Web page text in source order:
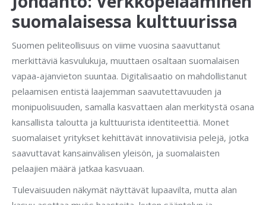
suomalaisessa kulttuurissa
Suomen peliteollisuus on viime vuosina saavuttanut
merkittäviä kasvulukuja, muuttaen osaltaan suomalaisen
vapaa-ajanvieton suuntaa. Digitalisaatio on mahdollistanut
pelaamisen entistä laajemman saavutettavuuden ja
monipuolisuuden, samalla kasvattaen alan merkitystä osana
kansallista taloutta ja kulttuurista identiteettiä. Monet
suomalaiset yritykset kehittävät innovatiivisia pelejä, jotka
saavuttavat kansainvälisen yleisön, ja suomalaisten
pelaajien määrä jatkaa kasvuaan.
Tulevaisuuden näkymät näyttävät lupaavilta, mutta alan